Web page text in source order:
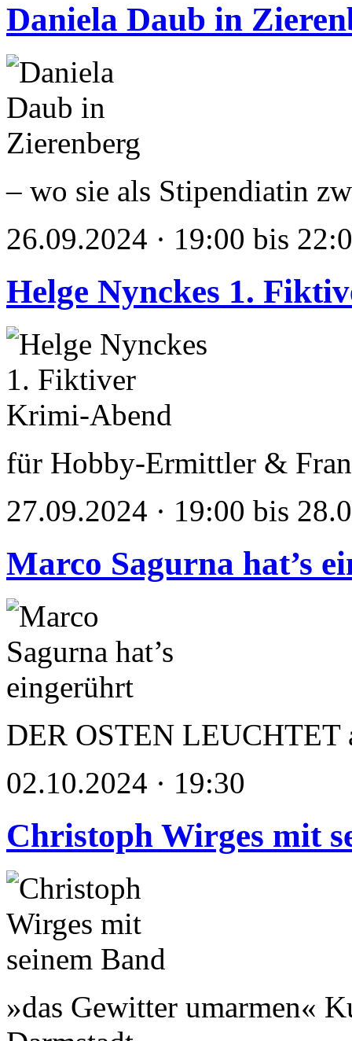
Daniela Daub in
– wo sie als Stipendiatin
26.09.2024 · 19:00 bis
Helge Nynckes 1.
für Hobby-Ermittler &
27.09.2024 · 19:00 bis
Marco Sagurna hat’s
DER OSTEN
02.10.2024 · 19:30
Christoph Wirges mit
»das Gewitter umarmen«